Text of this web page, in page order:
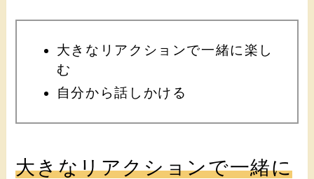
大きなリアクションで一緒に楽し
む
自分から話しかける
大きなリアクションで一緒に